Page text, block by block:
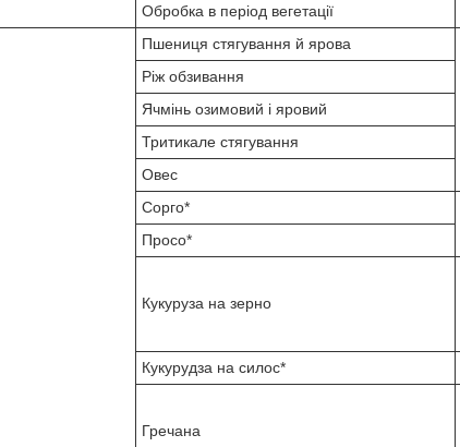
Обробка в період вегетації
Пшениця стягування й ярова
Ріж обзивання
Ячмінь озимовий і яровий
Тритикале стягування
Овес
Сорго*
Просо*
Кукуруза на зерно
Кукурудза на силос*
Гречана